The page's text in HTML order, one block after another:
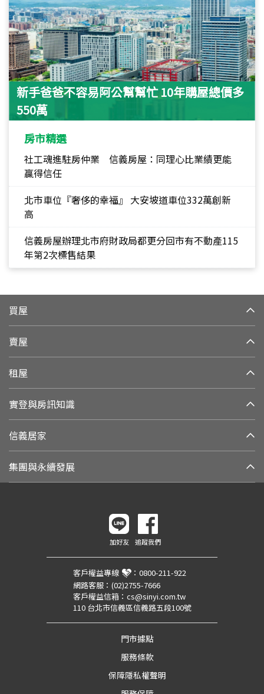
新手爸爸不容易阿公幫幫忙 10年購屋總價多
550萬
房市精選
社工魂進駐房仲業 信義房屋：同理心比業績更能
贏得信任
北市車位『奢侈的幸福』 大安坡道車位332萬創新
高
信義房屋辦理北市府財政局都更分回市有不動產115
年第2次標售結果
買屋
賣屋
租屋
實登與房訊知識
信義居家
集團與永續發展
加好友 追蹤我們
客戶權益專線 ： 0800-211-922
網路客服： (02)2755-7666
客戶權益信箱： cs@sinyi.com.tw
110 台北市信義區信義路五段100號
門市據點
服務條款
保障隱私權聲明